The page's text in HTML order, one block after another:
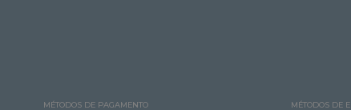
MÉTODOS DE PAGAMENTO MÉTODOS DE